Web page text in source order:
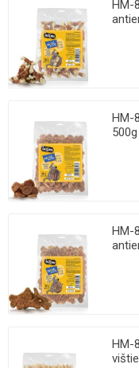
HM-
HM-
500g
HM-
HM-